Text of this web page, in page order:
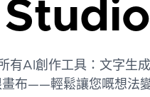
有AI創作工具：文字生
畫布——輕鬆讓您嘅想法